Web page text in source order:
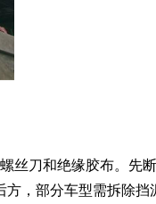
丝刀和绝缘胶布。先
，部分车型需拆除